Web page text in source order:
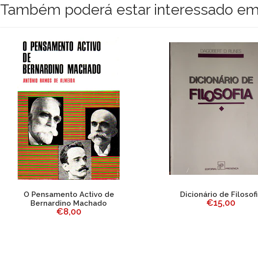
Também poderá estar interessado
O Pensamento Activo de
Bernardino Machado
€8,00
Dicionário de
€15,00